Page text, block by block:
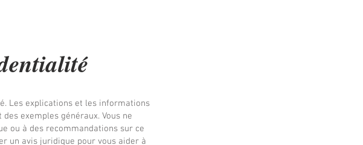
Les explications et les informations
exemples généraux. Vous ne
ou à des recommandations sur ce
un avis juridique pour vous aider à